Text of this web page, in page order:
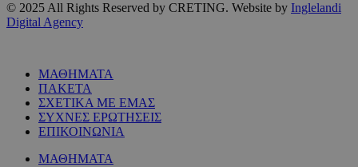
© 2025 All Rights Reserved by CRETING. Website by Inglelandi
Digital Agency
ΜΑΘΗΜΑΤΑ
ΠΑΚΕΤΑ
ΣΧΕΤΙΚΑ ΜΕ ΕΜΑΣ
ΣΥΧΝΕΣ ΕΡΩΤΗΣΕΙΣ
ΕΠΙΚΟΙΝΩΝΙΑ
ΜΑΘΗΜΑΤΑ